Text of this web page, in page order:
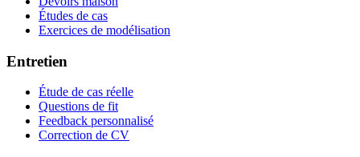
Études de cas
Exercices de modélisation
Entretien
Étude de cas réelle
Questions de fit
Feedback personnalisé
Correction de CV